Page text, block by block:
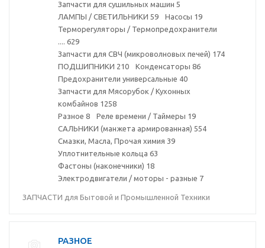
Запчасти для сушильных машин 5
ЛАМПЫ / СВЕТИЛЬНИКИ 59 Насосы 19
Терморегуляторы / Термопредохранители
.... 629
Запчасти для СВЧ (микроволновых печей) 174
ПОДШИПНИКИ 210 Конденсаторы 86
Предохранители универсальные 40
Запчасти для Мясорубок / Кухонных
комбайнов 1258
Разное 8 Реле времени / Таймеры 19
САЛЬНИКИ (манжета армированная) 554
Смазки, Масла, Прочая химия 39
Уплотнительные кольца 63
Фастоны (наконечники) 18
Электродвигатели / моторы - разные 7
ЗАПЧАСТИ для Бытовой и Промышленной Техники
РАЗНОЕ